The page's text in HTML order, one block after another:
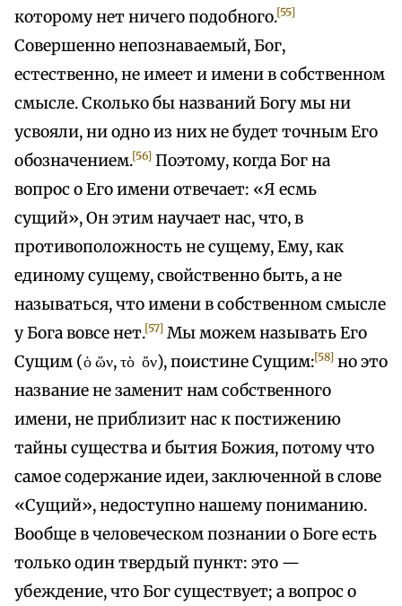
которому нет ничего подобного.[55]
Совершенно непознаваемый, Бог,
естественно, не имеет и имени в собственном
смысле. Сколько бы названий Богу мы ни
усвояли, ни одно из них не будет точным Его
обозначением.[56] Поэтому, когда Бог на
вопрос о Его имени отвечает: «Я есмь
сущий», Он этим научает нас, что, в
противоположность не сущему, Ему, как
единому сущему, свойственно быть, а не
называться, что имени в собственном смысле
у Бога вовсе нет.[57] Мы можем называть Его
Сущим (ὁ ὥν, τὸ ὄν), поистине Сущим:[58] но это
название не заменит нам собственного
имени, не приблизит нас к постижению
тайны существа и бытия Божия, потому что
самое содержание идеи, заключенной в слове
«Сущий», недоступно нашему пониманию.
Вообще в человеческом познании о Боге есть
только один твердый пункт: это —
убеждение, что Бог существует; а вопрос о